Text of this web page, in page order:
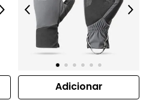
Adicionar